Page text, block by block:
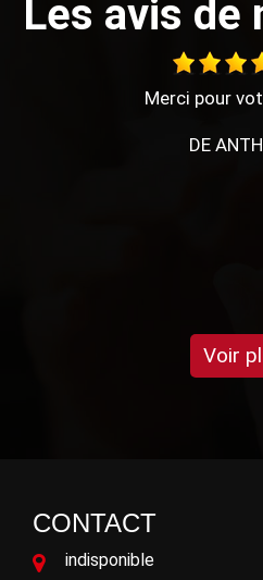
Les avis de
Mr UHLMANN (Père) est
soigneux. De manière
Voir
CONTACT
indisponible